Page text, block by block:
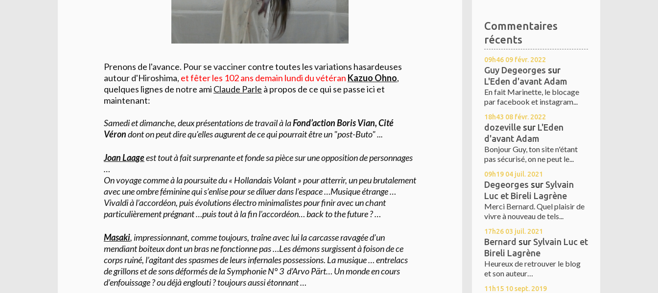
Prenons de l'avance. Pour se vacciner contre toutes les variations hasardeuses
autour d'Hiroshima, et fêter les 102 ans demain lundi du vétéran Kazuo Ohno,
quelques lignes de notre ami Claude Parle à propos de ce qui se passe ici et
maintenant:
Samedi et dimanche, deux présentations de travail à laFond’action Boris Vian, Cité
Vérondont on peut dire qu'elles augurent de ce qui pourrait être un "post-Buto" ...
Joan Laageest tout à fait surprenante et fonde sa pièce sur une opposition de personnages
…
On voyage comme à la poursuite du « Hollandais Volant » pour atterrir, un peu brutalement
avec une ombre féminine qui s’enlise pour se diluer dans l’espace …Musique étrange …
Vivaldi à l’accordéon, puis évolutions électro minimalistes pour finir avec un chant
particulièrement prégnant …puis tout à la fin l’accordéon… back to the future ? …
Masaki, impressionnant, comme toujours, traîne avec lui la carcasse ravagée d’un
mendiant boiteux dont un bras ne fonctionne pas …Les démons surgissent à foison de ce
corps ruiné, l’agitant des spasmes de leurs infernales possessions. La musique … entrelacs
de grillons et de sons déformés de la Symphonie N° 3 d’Arvo Pärt… Un monde en cours
d’enfouissage ? ou déjà englouti ? toujours aussi étonnant …
Commentaires
récents
09h46 09 févr. 2022
Guy Degeorges sur
L'Eden d'avant Adam
En fait Marinette, le blocage
par facebook et instagram...
18h43 08 févr. 2022
dozeville sur L'Eden
d'avant Adam
Bonjour Guy, ton site n'étant
pas sécurisé, on ne peut le...
09h19 04 juil. 2021
Degeorges sur Sylvain
Luc et Bireli Lagrène
Merci Bernard. Quel plaisir de
vivre à nouveau de tels...
17h26 03 juil. 2021
Bernard sur Sylvain Luc et
Bireli Lagrène
Heureux de retrouver le blog
et son auteur…
11h15 10sept. 2019